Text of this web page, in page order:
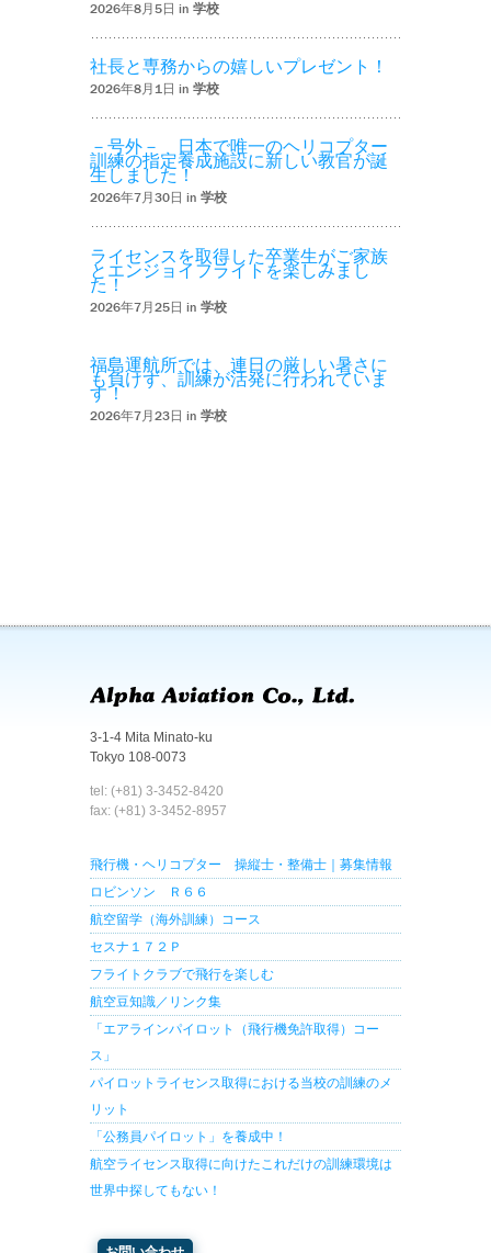
2026年8月5日 in 学校
社長と専務からの嬉しいプレゼント！
2026年8月1日 in 学校
－号外－ 日本で唯一のヘリコプター
訓練の指定養成施設に新しい教官が誕
生しました！
2026年7月30日 in 学校
ライセンスを取得した卒業生がご家族
とエンジョイフライトを楽しみまし
た！
2026年7月25日 in 学校
福島運航所では、連日の厳しい暑さに
も負けず、訓練が活発に行われていま
す！
2026年7月23日 in 学校
3-1-4 Mita Minato-ku
Tokyo 108-0073
tel: (+81) 3-3452-8420
fax: (+81) 3-3452-8957
飛行機・ヘリコプター 操縦士・整備士｜募集情報
ロビンソン Ｒ６６
航空留学（海外訓練）コース
セスナ１７２Ｐ
フライトクラブで飛行を楽しむ
航空豆知識／リンク集
「エアラインパイロット（飛行機免許取得）コー
ス」
パイロットライセンス取得における当校の訓練のメ
リット
「公務員パイロット」を養成中！
航空ライセンス取得に向けたこれだけの訓練環境は
世界中探してもない！